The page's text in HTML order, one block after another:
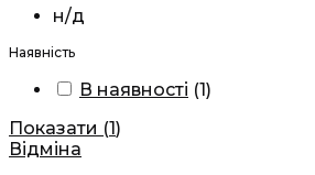
н/д
Наявність
В наявності (1)
Показати (1)
Відміна